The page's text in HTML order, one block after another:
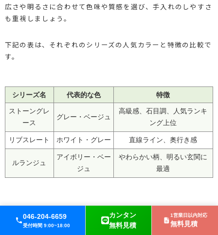
046-204-6659
受付時間 9:00~18:00
カンタン
無料見積
1営業日以内対応
無料見積
広さや明るさに合わせて色味や質感を選び、手入れのしやすさ
も重視しましょう。
下記の表は、それぞれのシリーズの人気カラーと特徴の比較で
す。
シリーズ名 代表的な色 特徴
ストーングレ
ース
グレー・ベージュ
高級感、石目調、人気ランキ
ング上位
リブスレート ホワイト・グレー 直線ライン、奥行き感
ルランジュ
アイボリー・ベー
ジュ
やわらかい柄、明るい玄関に
最適
鏡の種類やサイズ・設置法の最新トレンド – 玄関空間
を引き立てるスタイリッシュなオーダーミラー例